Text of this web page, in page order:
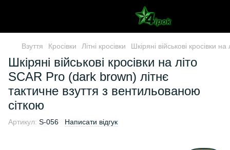
Взуття Кросівки Літні кросівки Шкіряні військові кросівки
Шкіряні військові кросівки на літо
SCAR Pro (dark brown) літнє
тактичне взуття з вентильованою
сіткою
Артикул: S-056 Написати відгук